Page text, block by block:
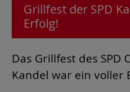
Grillfest der SPD
Erfolg!
Das Grillfest des SPD
Kandel war ein voller